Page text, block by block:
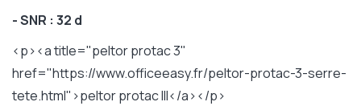
- SNR : 32 d
<p><a title="peltor protac 3"
href="https://www.officeeasy.fr/peltor-protac-3-serre-
tete.html">peltor protac III</a></p>